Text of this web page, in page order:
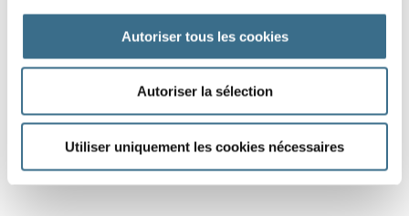
Autoriser tous les cookies
Autoriser la sélection
Utiliser uniquement les cookies nécessaires
autre déguisent chez
DONE!